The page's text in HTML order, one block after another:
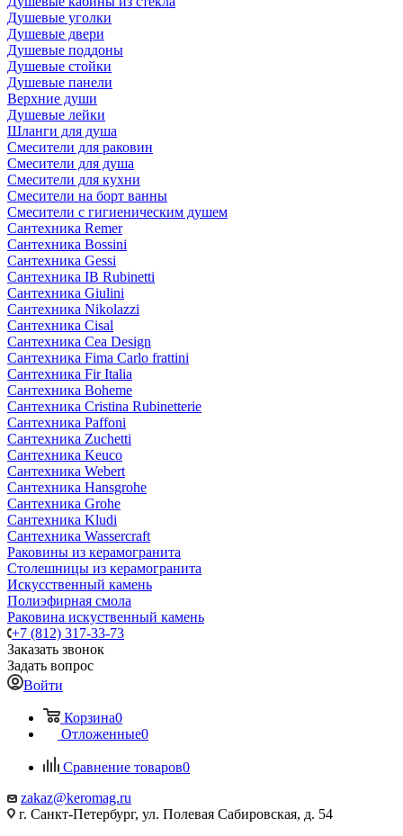
Душевые уголки
Душевые двери
Душевые поддоны
Душевые стойки
Душевые панели
Верхние души
Душевые лейки
Шланги для душа
Смесители для раковин
Смесители для душа
Смесители для кухни
Смесители на борт ванны
Смесители с гигиеническим душем
Сантехника Remer
Сантехника Bossini
Сантехника Gessi
Сантехника IB Rubinetti
Сантехника Giulini
Сантехника Nikolazzi
Сантехника Cisal
Сантехника Cea Design
Сантехника Fima Carlo frattini
Сантехника Fir Italia
Сантехника Boheme
Сантехника Cristina Rubinetterie
Сантехника Paffoni
Сантехника Zuchetti
Сантехника Keuco
Сантехника Webert
Сантехника Hansgrohe
Сантехника Grohe
Сантехника Kludi
Сантехника Wassercraft
Раковины из керамогранита
Столешницы из керамогранита
Искусственный камень
Полиэфирная смола
Раковина искуственный камень
+7 (812) 317-33-73
Заказать звонок
Задать вопрос
Войти
Корзина0
Отложенные0
Сравнение товаров0
zakaz@keromag.ru
г. Санкт-Петербург, ул. Полевая Сабировская, д. 54